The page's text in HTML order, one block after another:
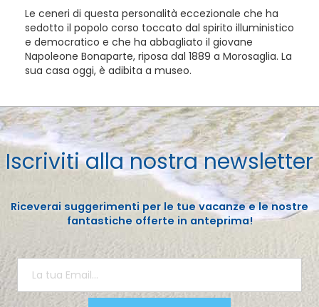
Le ceneri di questa personalità eccezionale che ha
sedotto il popolo corso toccato dal spirito illuministico
e democratico e che ha abbagliato il giovane
Napoleone Bonaparte, riposa dal 1889 a Morosaglia. La
sua casa oggi, è adibita a museo.
Iscriviti alla nostra newsletter
Riceverai suggerimenti per le tue vacanze e le nostre
fantastiche offerte in anteprima!